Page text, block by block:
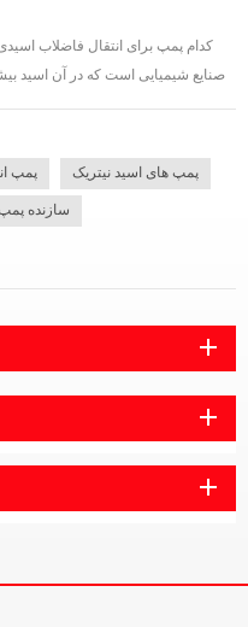
کدام پمپ برای انتقال فاضلاب
صنایع شیمیایی است که در آن اسید
پمپ پمپ های اسید نیتریک
سازنده